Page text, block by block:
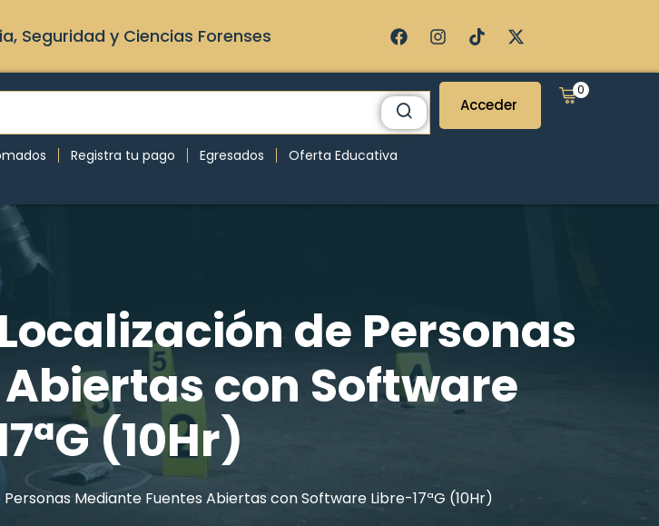
Seguridad y Ciencias Forenses
Registra tu pago Egresados Oferta Educativa
Acceder
0
de Personas
con Software
(10Hr)
Mediante Fuentes Abiertas con Software Libre-17ªG (10Hr)